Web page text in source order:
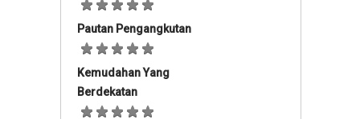
Pautan Pengangkutan
Kemudahan Yang
Berdekatan